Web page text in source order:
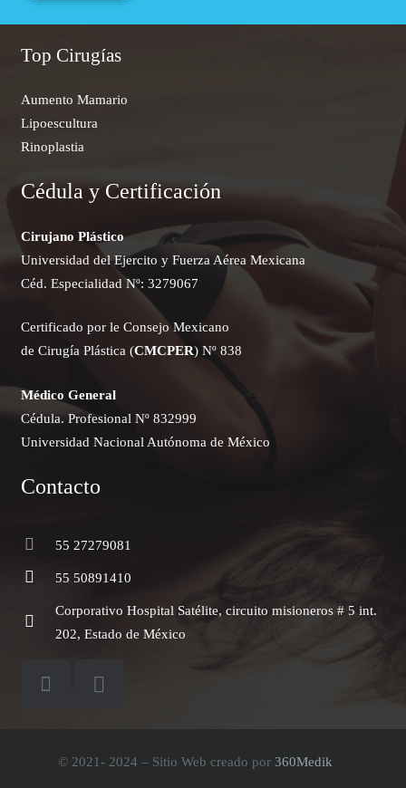
Top Cirugías
Aumento Mamario
Lipoescultura
Rinoplastia
Cédula y Certificación
Cirujano Plástico
Universidad del Ejercito y Fuerza Aérea Mexicana
Céd. Especialidad Nº: 3279067
Certificado por le Consejo Mexicano
de Cirugía Plástica (CMCPER) Nº 838
Médico General
Cédula. Profesional Nº 832999
Universidad Nacional Autónoma de México
Contacto
55 27279081
55 50891410
Corporativo Hospital Satélite, circuito misioneros # 5 int.
202, Estado de México
© 2021- 2024 – Sitio Web creado por 360Medik